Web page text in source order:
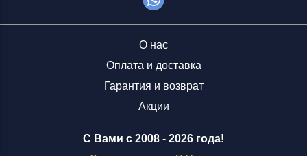
С Вами с 2008 - 2026 года!
О нас
Оплата и доставка
Гарантия и возврат
Акции